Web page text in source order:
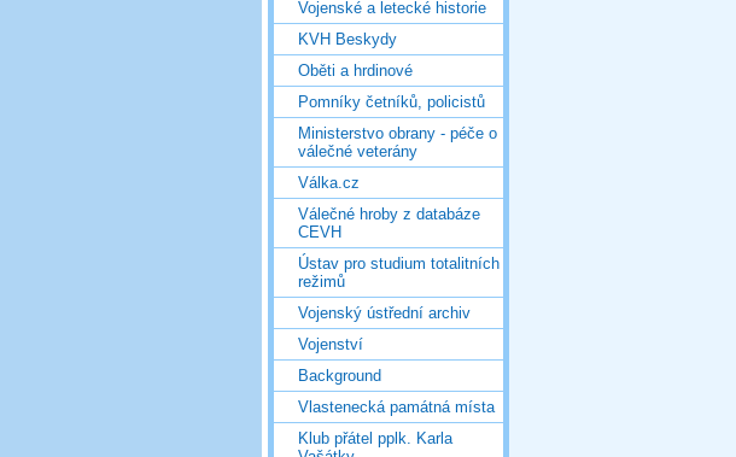
Vojenské a letecké historie
KVH Beskydy
Oběti a hrdinové
Pomníky četníků, policistů
Ministerstvo obrany - péče o
válečné veterány
Válka.cz
Válečné hroby z databáze
CEVH
Ústav pro studium totalitních
režimů
Vojenský ústřední archiv
Vojenství
Background
Vlastenecká památná místa
Klub přátel pplk. Karla